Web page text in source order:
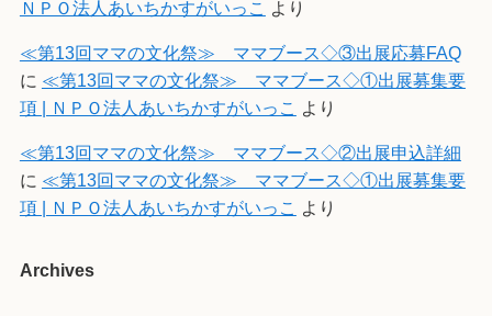
ＮＰＯ法人あいちかすがいっこ
より
≪第13回ママの文化祭≫ ママブース◇③出展応募FAQ
に ≪第13回ママの文化祭≫ ママブース◇①出展募集要
項 | ＮＰＯ法人あいちかすがいっこ より
≪第13回ママの文化祭≫ ママブース◇②出展申込詳細
に ≪第13回ママの文化祭≫ ママブース◇①出展募集要
項 | ＮＰＯ法人あいちかすがいっこ より
Archives